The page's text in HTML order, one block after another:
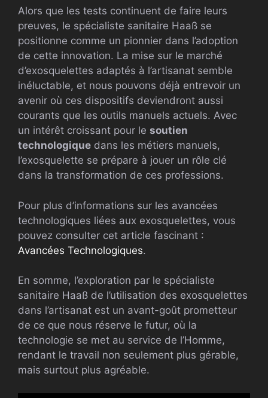
Alors que les tests continuent de faire leurs
preuves, le spécialiste sanitaire Haaß se
positionne comme un pionnier dans l’adoption
de cette innovation. La mise sur le marché
d’exosquelettes adaptés à l’artisanat semble
inéluctable, et nous pouvons déjà entrevoir un
avenir où ces dispositifs deviendront aussi
courants que les outils manuels actuels. Avec
un intérêt croissant pour le soutien
technologique dans les métiers manuels,
l’exosquelette se prépare à jouer un rôle clé
dans la transformation de ces professions.
Pour plus d’informations sur les avancées
technologiques liées aux exosquelettes, vous
pouvez consulter cet article fascinant :
Avancées Technologiques.
En somme, l’exploration par le spécialiste
sanitaire Haaß de l’utilisation des exosquelettes
dans l’artisanat est un avant-goût prometteur
de ce que nous réserve le futur, où la
technologie se met au service de l’Homme,
rendant le travail non seulement plus gérable,
mais surtout plus agréable.